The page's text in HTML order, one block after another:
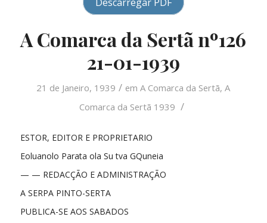
A Comarca da Sertã nº126
21-01-1939
21 de Janeiro, 1939 / emA Comarca da Sertã,A
Comarca da Sertã 1939 /
ESTOR, EDITOR E PROPRIETARIO
Eoluanolo Parata ola Su tva GQuneia
— — REDACÇÃO E ADMINISTRAÇÃO
A SERPA PINTO-SERTA
PUBLICA-SE AOS SABADOS